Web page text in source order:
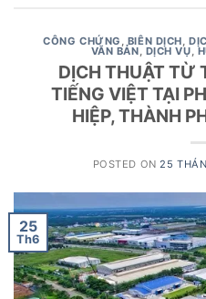
CÔNG CHỨNG , BIÊN DỊCH,
VĂN BẢN, DỊCH VỤ,
DỊCH THUẬT TỪ
TIẾNG VIỆT TẠI
HIỆP, THÀNH
POSTED ON25
25
Th6